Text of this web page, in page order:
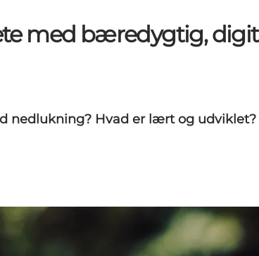
med bæredygtig,
nedlukning? Hvad er lært og